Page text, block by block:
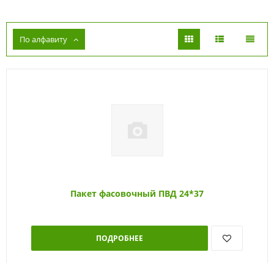
По алфавиту
Пакет фасовочный ПВД 24*37
ПОДРОБНЕЕ